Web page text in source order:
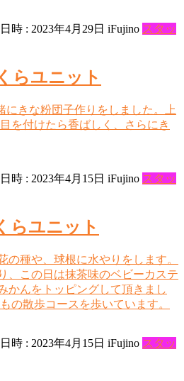
時 : 2023年4月29日 iFujino スタッ
らユニット
きな粉団子作りをしました。上
を付けたら香ばしく、さらにき
時 : 2023年4月15日 iFujino スタッ
らユニット
の種や、球根に水やりをします。
、この日は抹茶味のベビーカステ
かんをトッピングして頂きまし
の散歩コースを歩いています。
時 : 2023年4月15日 iFujino スタッ